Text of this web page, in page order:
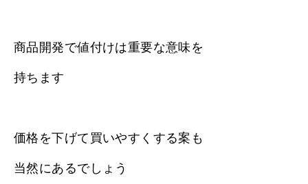
商品開発で値付けは重要な意味を
持ちます
価格を下げて買いやすくする案も
当然にあるでしょう